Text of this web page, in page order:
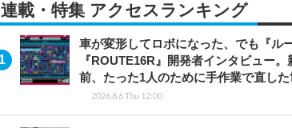
連載・特集 アクセスランキング
車が変形してロボになった、でも『
『ROUTE16R』開発者インタビュー
前、たった1人のために手作業で直し
2026.8.6 Thu 12:00